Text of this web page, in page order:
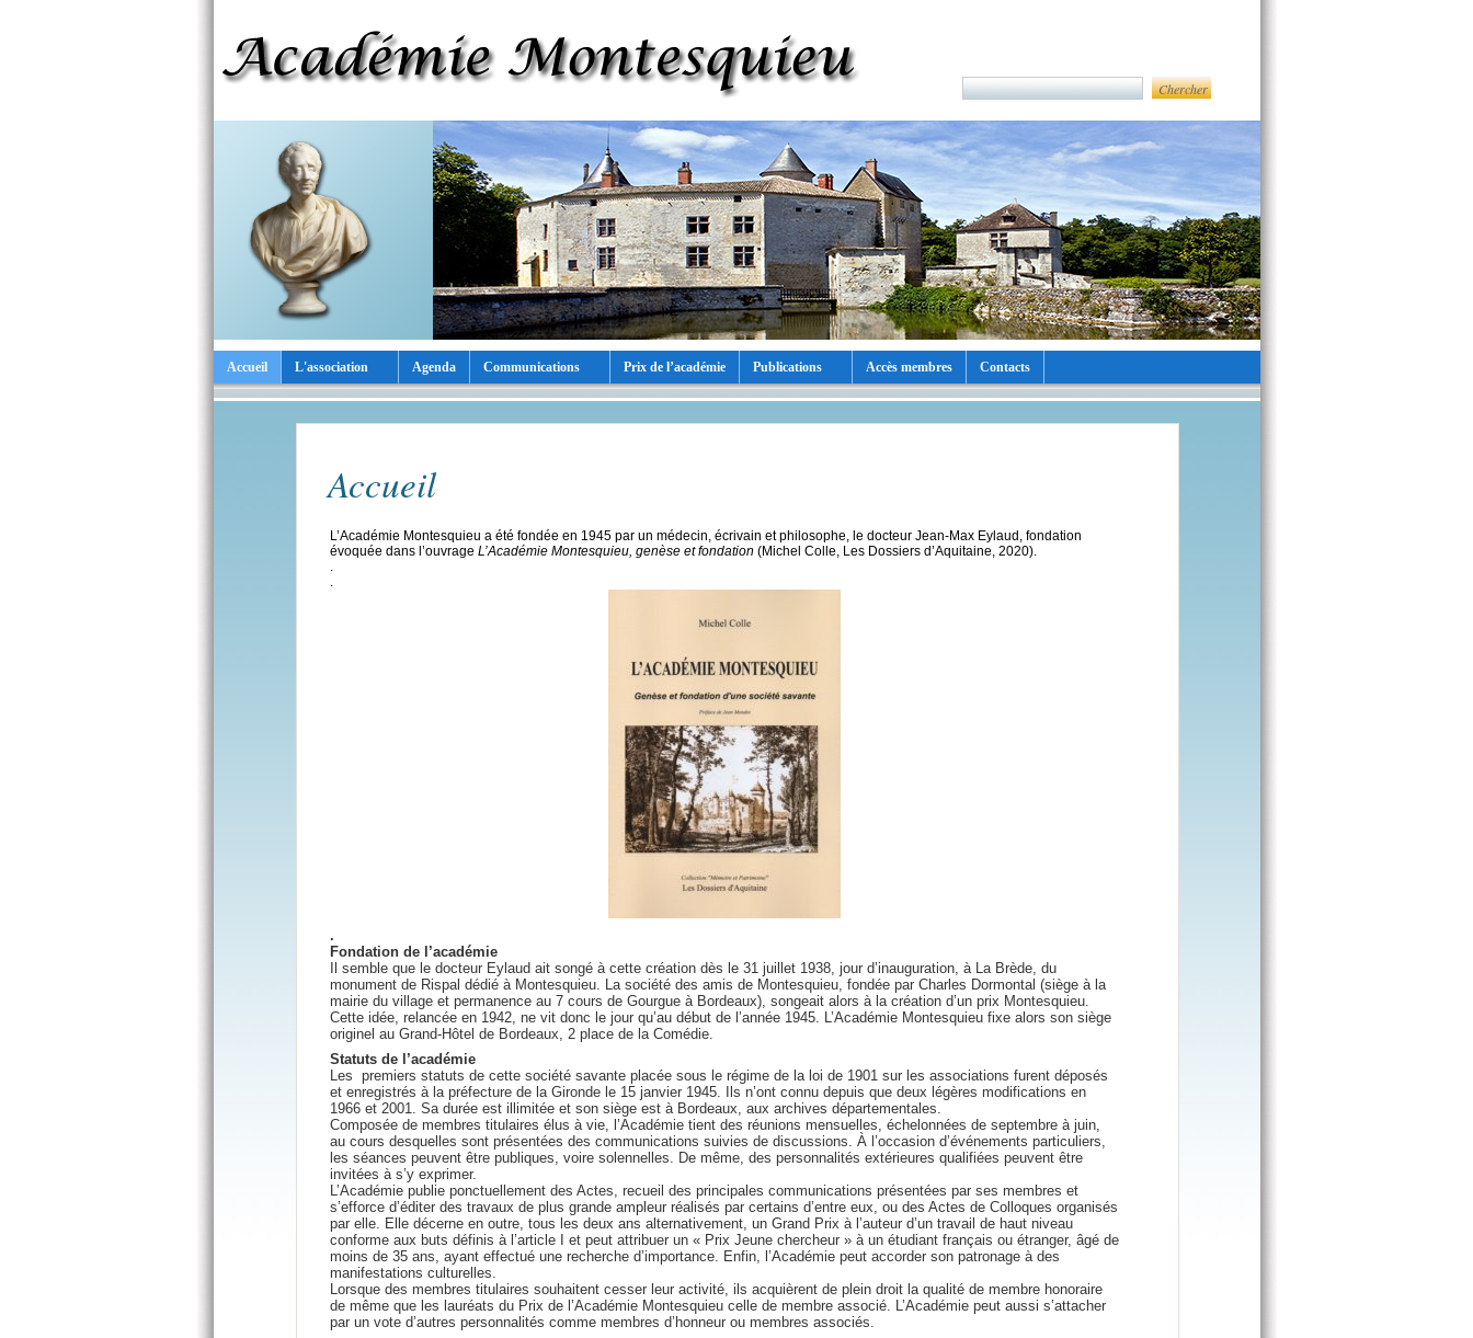
Accueil L'association Agenda Communications Prix de l’académie Publications Accès membres Contacts
Accueil
L’Académie Montesquieu a été fondée en 1945 par un médecin, écrivain et philosophe, le docteur Jean-Max Eylaud, fondation
évoquée dans l’ouvrage L’Académie Montesquieu, genèse et fondation (Michel Colle, Les Dossiers d’Aquitaine, 2020).
.
.
.
Fondation de l’académie
Il semble que le docteur Eylaud ait songé à cette création dès le 31 juillet 1938, jour d’inauguration, à La Brède, du
monument de Rispal dédié à Montesquieu. La société des amis de Montesquieu, fondée par Charles Dormontal (siège à la
mairie du village et permanence au 7 cours de Gourgue à Bordeaux), songeait alors à la création d’un prix Montesquieu.
Cette idée, relancée en 1942, ne vit donc le jour qu’au début de l’année 1945. L’Académie Montesquieu fixe alors son siège
originel au Grand-Hôtel de Bordeaux, 2 place de la Comédie.
Statuts de l’académie
Les premiers statuts de cette société savante placée sous le régime de la loi de 1901 sur les associations furent déposés
et enregistrés à la préfecture de la Gironde le 15 janvier 1945. Ils n’ont connu depuis que deux légères modifications en
1966 et 2001. Sa durée est illimitée et son siège est à Bordeaux, aux archives départementales.
Composée de membres titulaires élus à vie, l’Académie tient des réunions mensuelles, échelonnées de septembre à juin,
au cours desquelles sont présentées des communications suivies de discussions. À l’occasion d’événements particuliers,
les séances peuvent être publiques, voire solennelles. De même, des personnalités extérieures qualifiées peuvent être
invitées à s’y exprimer.
L’Académie publie ponctuellement des Actes, recueil des principales communications présentées par ses membres et
s’efforce d’éditer des travaux de plus grande ampleur réalisés par certains d’entre eux, ou des Actes de Colloques organisés
par elle. Elle décerne en outre, tous les deux ans alternativement, un Grand Prix à l’auteur d’un travail de haut niveau
conforme aux buts définis à l’article I et peut attribuer un « Prix Jeune chercheur » à un étudiant français ou étranger, âgé de
moins de 35 ans, ayant effectué une recherche d’importance. Enfin, l’Académie peut accorder son patronage à des
manifestations culturelles.
Lorsque des membres titulaires souhaitent cesser leur activité, ils acquièrent de plein droit la qualité de membre honoraire
de même que les lauréats du Prix de l’Académie Montesquieu celle de membre associé. L’Académie peut aussi s’attacher
par un vote d’autres personnalités comme membres d’honneur ou membres associés.